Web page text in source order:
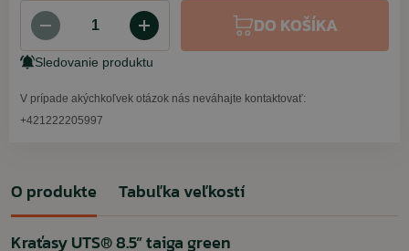
DO KOŠÍKA
Sledovanie produktu
V prípade akýchkoľvek otázok nás neváhajte kontaktovať:
+421222205997
O produkte Tabuľka veľkostí
Kraťasy UTS® 8.5” taiga green